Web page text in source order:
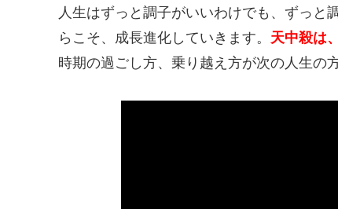
人生はずっと調子がいいわけでも、ずっと
らこそ、成長進化していきます。 天中殺は
時期の過ごし方、乗り越え方が次の人生の